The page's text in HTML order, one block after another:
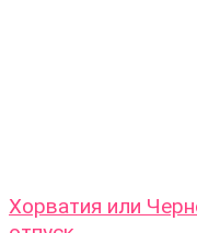
Хорватия или